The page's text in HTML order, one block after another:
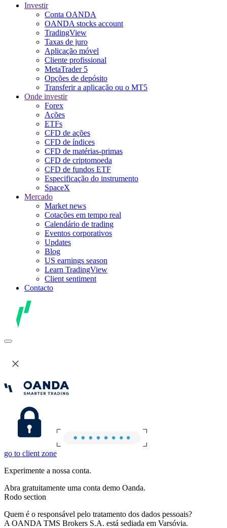
Investir
Conta OANDA
OANDA stocks account
TradingView
Taxas de juro
Aplicação móvel
Cliente profissional
MetaTrader 5
Opções de depósito
Transferir a aplicação ou o MT5
Onde investir
Forex
Ações
ETFs
CFD de ações
CFD de índices
CFD de matérias-primas
CFD de criptomoeda
CFD de fundos ETF
Especificação do instrumento
SpaceX
Mercado
Market news
Cotações em tempo real
Calendário de trading
Eventos corporativos
Updates
Blog
US earnings season
Learn TradingView
Client sentiment
Contacto
go to client zone
Experimente a nossa conta.
Abra gratuitamente uma conta demo Oanda.
Rodo section
Quem é o responsável pelo tratamento dos dados pessoais?
A OANDA TMS Brokers S.A. está sediada em Varsóvia.